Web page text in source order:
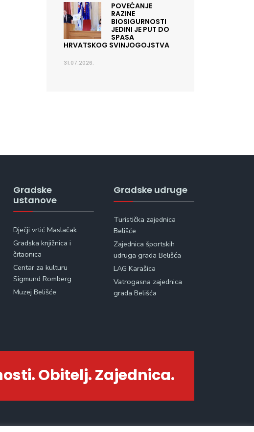
POVEĆANJE
RAZINE
BIOSIGURNOSTI
JEDINI JE PUT DO
SPASA
HRVATSKOG SVINJOGOJSTVA
31.07.2026.
Gradske
ustanove
Dječji vrtić Maslačak
Gradska knjižnica i
čitaonica
Centar za kulturu
Sigmund Romberg
Muzej Belišće
Gradske udruge
Turistička zajednica
Belišće
Zajednica športskih
udruga grada Belišća
LAG Karašica
Vatrogasna zajednica
grada Belišća
Obitelj. Zajednica.